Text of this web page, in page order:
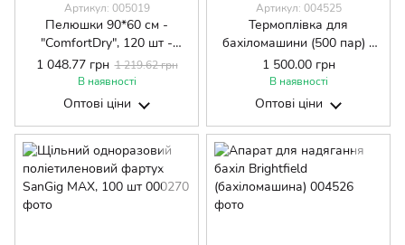
Артикул: 005019
Пелюшки 90*60 см -
"ComfortDry", 120 шт -
вологопоглинальні
1 048.77 грн 1 219.62 грн
В наявності
Оптові ціни
Артикул: 004525
Термоплівка для
бахіломашини (500 пар) -
прозора
1 500.00 грн
В наявності
Оптові ціни